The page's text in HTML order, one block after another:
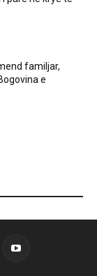
familjar,
e